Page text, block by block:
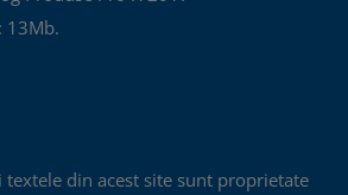
13Mb.
textele din acest site sunt proprietate